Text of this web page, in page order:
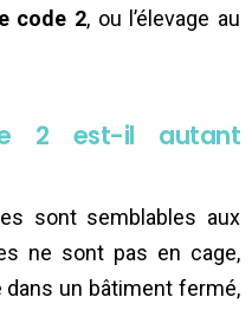
le code 2, ou l’élevage au
2 est-il autant
sont semblables aux
ne sont pas en cage,
un bâtiment fermé,